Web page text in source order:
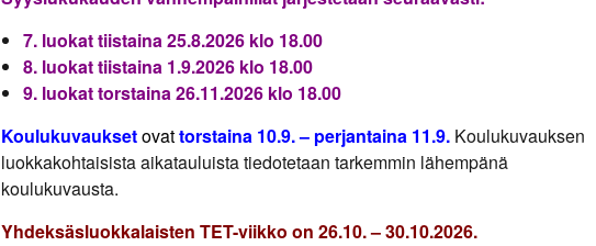
7. luokat tiistaina 25.8.2026 klo 18.00
8. luokat tiistaina 1.9.2026 klo 18.00
9. luokat torstaina 26.11.2026 klo 18.00
Koulukuvauksetovattorstaina 10.9. – perjantaina 11.9.Koulukuvauksen
luokkakohtaisista aikatauluista tiedotetaan tarkemmin lähempänä
koulukuvausta.
Yhdeksäsluokkalaisten TET-viikko on 26.10. – 30.10.2026.